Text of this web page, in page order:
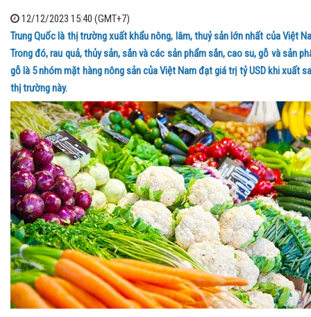
12/12/2023 15:40 (GMT+7)
Trung Quốc là thị trường xuất khẩu nông, lâm, thuỷ sản lớn nhất của Việt
Trong đó, rau quả, thủy sản, sắn và các sản phẩm sắn, cao su, gỗ và sản
gỗ là 5 nhóm mặt hàng nông sản của Việt Nam đạt giá trị tỷ USD khi xuất
thị trường này.